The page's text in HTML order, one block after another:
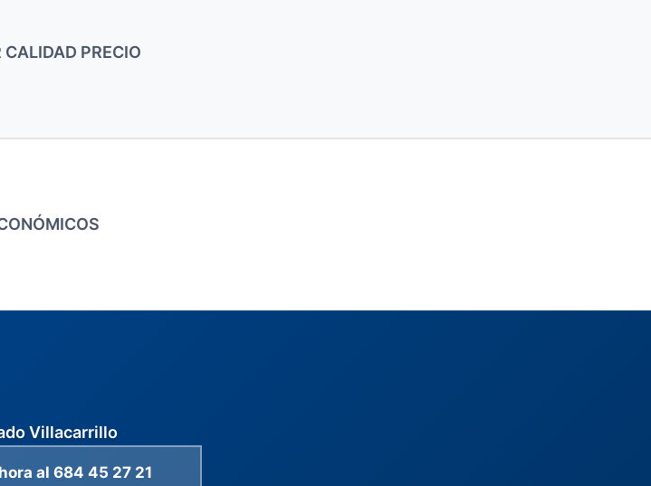
CALIDAD PRECIO
Villacarrillo
al 684 45 27 21